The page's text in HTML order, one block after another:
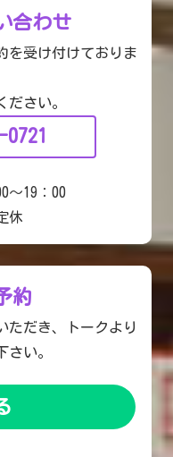
合わせ
を受け付けておりま
ださい。
〜19：00
休
約
ただき、トークより
さい。